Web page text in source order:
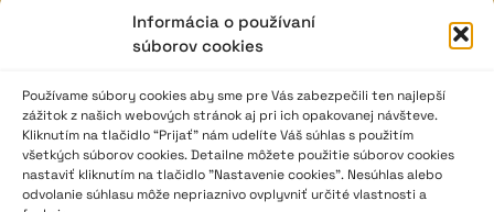
Informácia o používaní
súborov cookies
Používame súbory cookies aby sme pre Vás zabezpečili ten najlepší
zážitok z našich webových stránok aj pri ich opakovanej návšteve.
Kliknutím na tlačidlo “Prijať” nám udelíte Váš súhlas s použitím
všetkých súborov cookies. Detailne môžete použitie súborov cookies
nastaviť kliknutím na tlačidlo "Nastavenie cookies". Nesúhlas alebo
odvolanie súhlasu môže nepriaznivo ovplyvniť určité vlastnosti a
e-mail: javisko.noc@nocka.sk
Nám. SNP č. 12, 812 34 Bratislava 1
Slovenská republika